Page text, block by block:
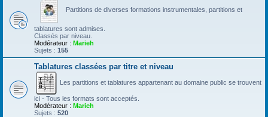
Partitions de diverses formations instrumentales, partitions et
tablatures sont admises.
Classés par niveau.
Modérateur : Marieh
Sujets : 155
Tablatures classées par titre et niveau
Les partitions et tablatures appartenant au domaine public se trouvent
ici - Tous les formats sont acceptés.
Modérateur : Marieh
Sujets : 520